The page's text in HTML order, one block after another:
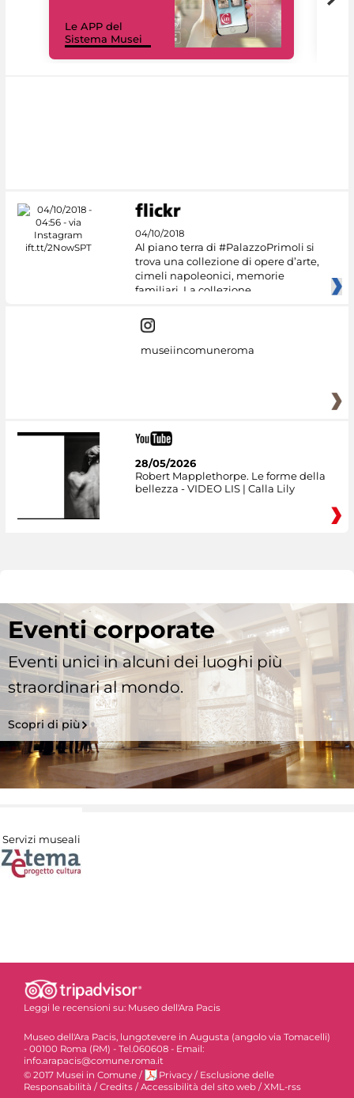
Le APP del
Sistema Musei
04/10/2018
Al piano terra di #PalazzoPrimoli si
trova una collezione di opere d’arte,
cimeli napoleonici, memorie
familiari. La collezione
museiincomuneroma
28/05/2026
Robert Mapplethorpe. Le forme della
bellezza - VIDEO LIS | Calla Lily
Eventi corporate
Eventi unici in alcuni dei luoghi più
straordinari al mondo.
Scopri di più
Servizi museali
Leggi le recensioni su: Museo dell'Ara Pacis
Museo dell'Ara Pacis, lungotevere in Augusta (angolo via Tomacelli)
- 00100 Roma (RM) - Tel.060608 - Email:
info.arapacis@comune.roma.it
© 2017 Musei in Comune / Privacy / Esclusione delle
Responsabilità /Credits /Accessibilità del sito web /XML-rss